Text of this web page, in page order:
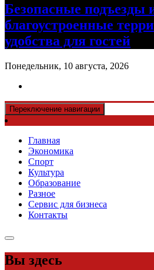
Безопасные подъезды
благоустроенные
удобства для гостей
Понедельник, 10 августа, 2026
Переключение навигации
Главная
Экономика
Спорт
Культура
Образование
Разное
Сервис для бизнеса
Контакты
Вы здесь